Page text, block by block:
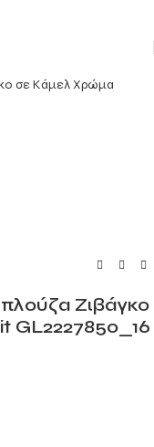
Ζιβάγκο
GL2227850_16